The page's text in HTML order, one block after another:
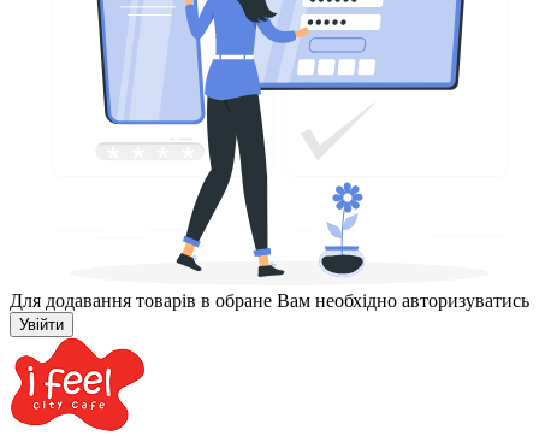
Для додавання товарів в обране Вам необхідно авторизуватись
Увійти